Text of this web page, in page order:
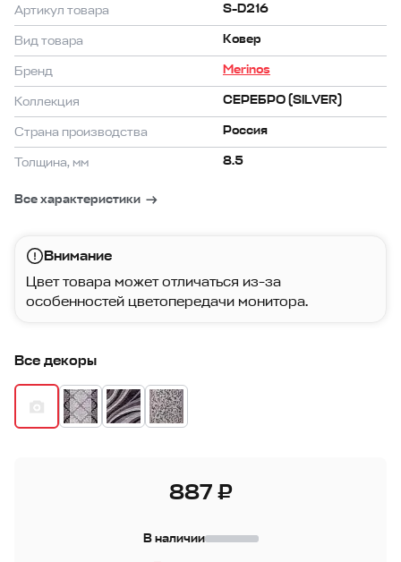
Артикул товара S-D216
Вид товара Ковер
Бренд Merinos
Коллекция СЕРЕБРО (SILVER)
Страна производства Россия
Толщина, мм 8.5
Все характеристики
Внимание
Цвет товара может отличаться из-за
особенностей цветопередачи монитора.
Все декоры
887 ₽
В наличии